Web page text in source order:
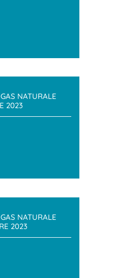
NATURALE
2023
NATURALE
2023